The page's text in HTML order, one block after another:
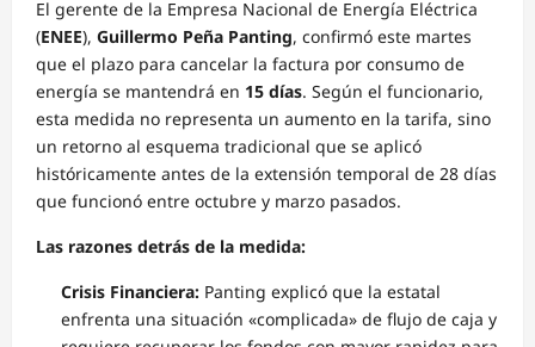
El gerente de la Empresa Nacional de Energía Eléctrica
(ENEE), Guillermo Peña Panting, confirmó este martes
que el plazo para cancelar la factura por consumo de
energía se mantendrá en 15 días. Según el funcionario,
esta medida no representa un aumento en la tarifa, sino
un retorno al esquema tradicional que se aplicó
históricamente antes de la extensión temporal de 28 días
que funcionó entre octubre y marzo pasados.
Las razones detrás de la medida:
Crisis Financiera: Panting explicó que la estatal
enfrenta una situación «complicada» de flujo de caja y